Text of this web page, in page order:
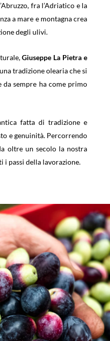
fra l’Adriatico e la
a mare e montagna crea
degli ulivi.
Giuseppe La Pietra e
tradizione olearia che si
da sempre ha come primo
fatta di tradizione e
e genuinità. Percorrendo
oltre un secolo la nostra
i passi della lavorazione.